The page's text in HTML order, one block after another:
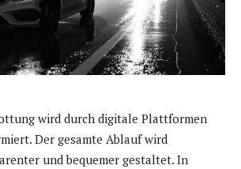
wird durch digitale Plattformen
Der gesamte Ablauf wird
und bequemer gestaltet. In